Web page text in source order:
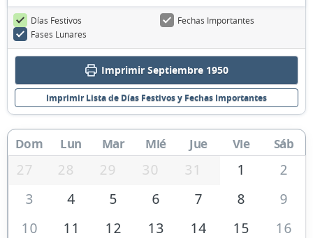
Días Festivos
Fechas Importantes
Fases Lunares
Imprimir Septiembre 1950
Imprimir Lista de Días Festivos y Fechas Importantes
Dom Lun Mar Mié Jue Vie Sáb
27 28 29 30 31 1
2
3
4 5 6 7 8
9
10
11 12 13 14 15
16